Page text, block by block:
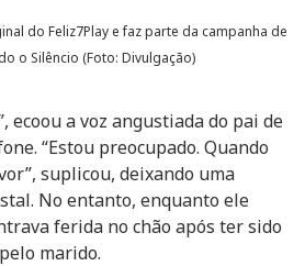
do Feliz7Play e faz parte da campanha de
o Silêncio (Foto: Divulgação)
ecoou a voz angustiada do pai de
“Estou preocupado. Quando
suplicou, deixando uma
No entanto, enquanto ele
ferida no chão após ter sido
marido.